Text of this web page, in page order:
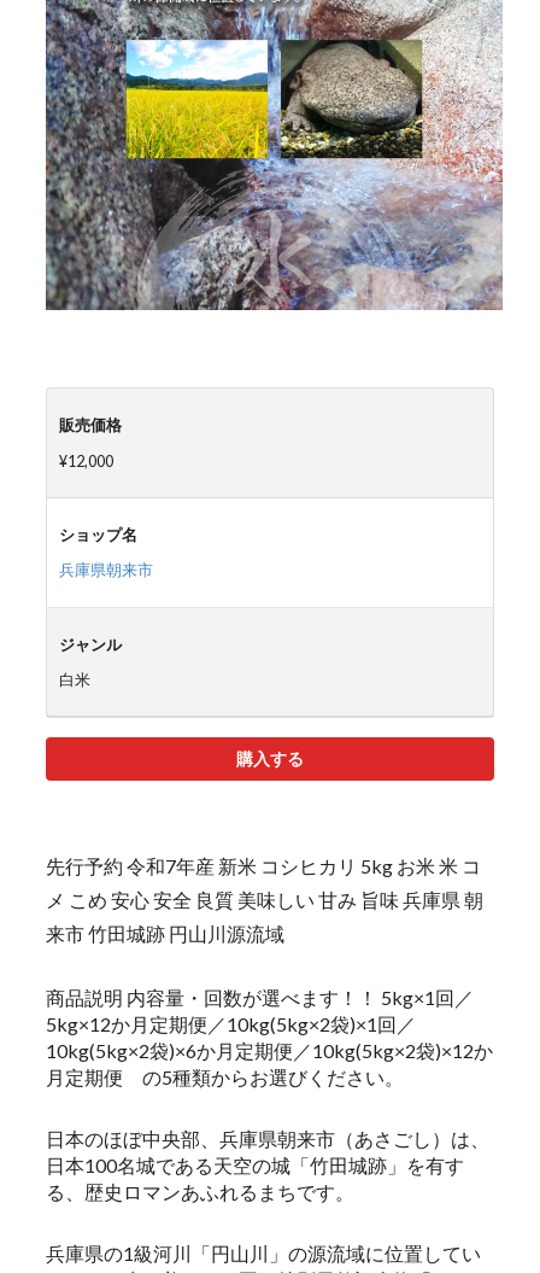
販売価格
¥12,000
ショップ名
兵庫県朝来市
ジャンル
白米
購入する
先行予約 令和7年産 新米 コシヒカリ 5kg お米 米 コ
メ こめ 安心 安全 良質 美味しい 甘み 旨味 兵庫県 朝
来市 竹田城跡 円山川源流域
商品説明 内容量・回数が選べます！！ 5kg×1回／
5kg×12か月定期便／10kg(5kg×2袋)×1回／
10kg(5kg×2袋)×6か月定期便／10kg(5kg×2袋)×12か
月定期便 の5種類からお選びください。
日本のほぼ中央部、兵庫県朝来市（あさごし）は、
日本100名城である天空の城「竹田城跡」を有す
る、歴史ロマンあふれるまちです。
兵庫県の1級河川「円山川」の源流域に位置してい